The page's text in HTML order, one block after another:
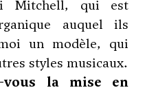
Mitchell, qui est
auquel ils
un modèle, qui
styles musicaux.
vous la mise en